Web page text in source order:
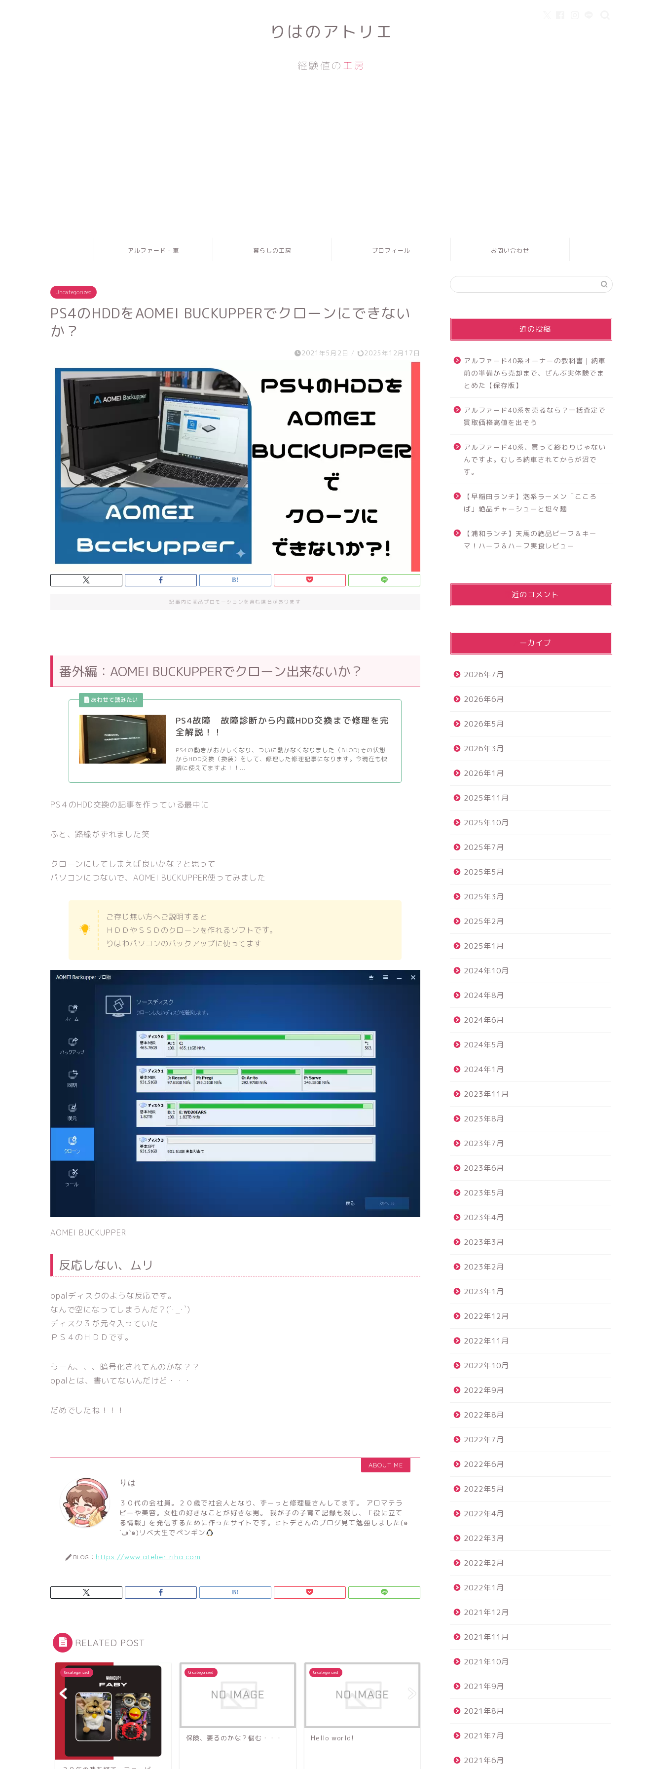
りはのアトリエ
経験値の 工房
アルファード・車 暮らしの工房 プロフィール お問い合わせ
Uncategorized
PS4のHDDをAOMEI BUCKUPPERでクローンにできない
か？
2021年5月2日 / 2025年12月17日
記事内に商品プロモーションを含む場合があります
番外編：AOMEI BUCKUPPERでクローン出来ないか？
PS4故障 故障診断から内蔵HDD交換まで修理を完
全解説！！
PS4の動きがおかしくなり、ついに動かなくなりました（BLOD)その状態
からHDD交換（換装）をして、修理した修理記事になります。今現在も快
調に使えてますよ！！...
PS４のHDD交換の記事を作っている最中に
ふと、路線がずれました笑
クローンにしてしまえば良いかな？と思って
パソコンにつないで、AOMEI BUCKUPPER使ってみました
ご存じ無い方へご説明すると
ＨＤＤやＳＳＤのクローンを作れるソフトです。
りはわパソコンのバックアップに使ってます
AOMEI BUCKUPPER
反応しない、ムリ
opalディスクのような反応です。
なんで空になってしまうんだ？(´･_･`)
ディスク３が元々入っていた
ＰＳ４のＨＤＤです。
うーん、、、暗号化されてんのかな？？
opalとは、書いてないんだけど・・・
だめでしたね！！！
ABOUT ME
りは
３０代の会社員。２０歳で社会人となり、ずーっと修理屋さんしてます。 アロマテラ
ピーや美容。女性の好きなことが好きな男。 我が子の子育て記録も残し、「役に立て
る情報」を発信するために作ったサイトです。ヒトデさんのブログ見て勉強しました(๑
´ڡ`๑)リベ大生でペンギン
BLOG： https://www.atelier-riha.com
RELATED POST
Uncategorized
保険、要るのかな？悩む・・・
Uncategorized
Hello world!
Uncategorized
保険、要るのかな？悩む・・・
最近の投稿
アルファード40系オーナーの教科書｜納車
前の準備から売却まで、ぜんぶ実体験でま
とめた【保存版】
アルファード40系を売るなら？一括査定で
買取価格高値を出そう
アルファード40系、買って終わりじゃない
んですよ。むしろ納車されてからが沼で
す。
【早稲田ランチ】泡系ラーメン「こころ
ば」絶品チャーシューと坦々麺
【浦和ランチ】天馬の絶品ビーフ＆キー
マ！ハーフ＆ハーフ実食レビュー
最近のコメント
アーカイブ
2026年7月
2026年6月
2026年5月
2026年3月
2026年1月
2025年11月
2025年10月
2025年7月
2025年5月
2025年3月
2025年2月
2025年1月
2024年10月
2024年8月
2024年6月
2024年5月
2024年1月
2023年11月
2023年8月
2023年7月
2023年6月
2023年5月
2023年4月
2023年3月
2023年2月
2023年1月
2022年12月
2022年11月
2022年10月
2022年9月
2022年8月
2022年7月
2022年6月
2022年5月
2022年4月
2022年3月
2022年2月
2022年1月
2021年12月
2021年11月
2021年10月
2021年9月
2021年8月
2021年7月
2021年6月